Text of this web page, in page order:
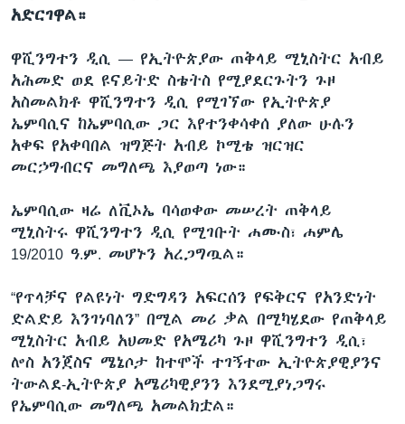
አድርገዋል።
ዋሺንግተን ዲሲ — የኢትዮጵያው ጠቅላይ ሚኒስትር አብይ
አሕመድ ወደ ዩናይትድ ስቴትስ የሚያደርጉትን ጉዞ
አስመልክቶ ዋሺንግተን ዲሲ የሚገኘው የኢትዮጵያ
ኤምባሲና ከኤምባሲው ጋር እየተንቀሳቀሰ ያለው ሁሉን
አቀፍ የአቀባበል ዝግጅት አብይ ኮሚቴ ዝርዝር
መርኃግብርና መግለጫ እያወጣ ነው።
ኤምባሲው ዛሬ ለቪኦኤ ባሳወቀው መሠረት ጠቅላይ
ሚኒስትሩ ዋሺንግተን ዲሲ የሚገቡት ሐሙስ፣ ሐምሌ
19/2010 ዓ.ም. መሆኑን አረጋግጧል።
“የጥላቻና የልዩነት ግድግዳን አፍርሰን የፍቅርና የአንድነት
ድልድይ እንገነባለን” በሚል መሪ ቃል በሚካሄደው የጠቅላይ
ሚኒስትር አብይ አህመድ የአሜሪካ ጉዞ ዋሺንግተን ዲሲ፣
ሎስ አንጀስና ሜኔሶታ ከተሞች ተገኝተው ኢትዮጵያዊያንና
ትውልደ-ኢትዮጵያ አሜሪካዊያንን እንደሚያነጋግሩ
የኤምባሲው መግለጫ አመልክቷል።